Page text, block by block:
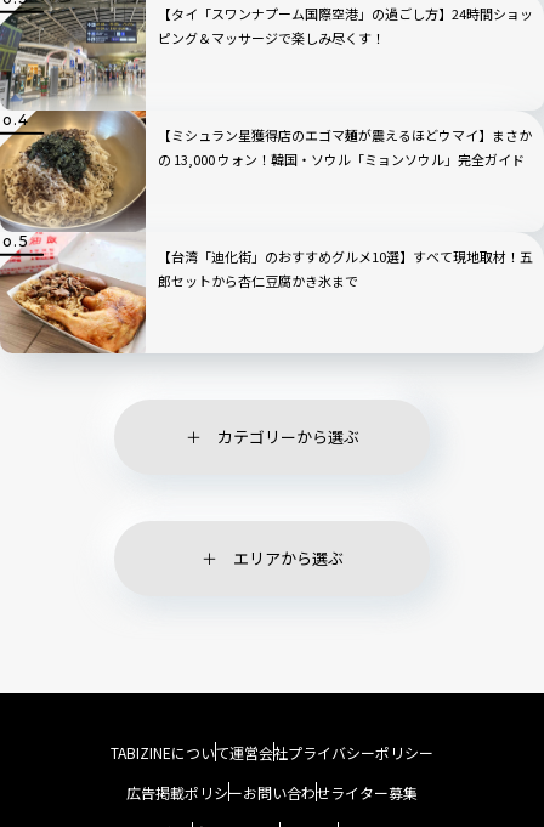
【タイ「スワンナプーム国際空港」の過ごし方】24時間ショッ
ピング＆マッサージで楽しみ尽くす！
【ミシュラン星獲得店のエゴマ麺が震えるほどウマイ】まさか
の 13,000 ウォン！韓国・ソウル「ミョンソウル」完全ガイド
【台湾「迪化街」のおすすめグルメ10選】すべて現地取材！五
郎セットから杏仁豆腐かき氷まで
カテゴリーから選ぶ
エリアから選ぶ
TABIZINEについて運営会社プライバシーポリシー
広告掲載ポリシーお問い合わせライター募集